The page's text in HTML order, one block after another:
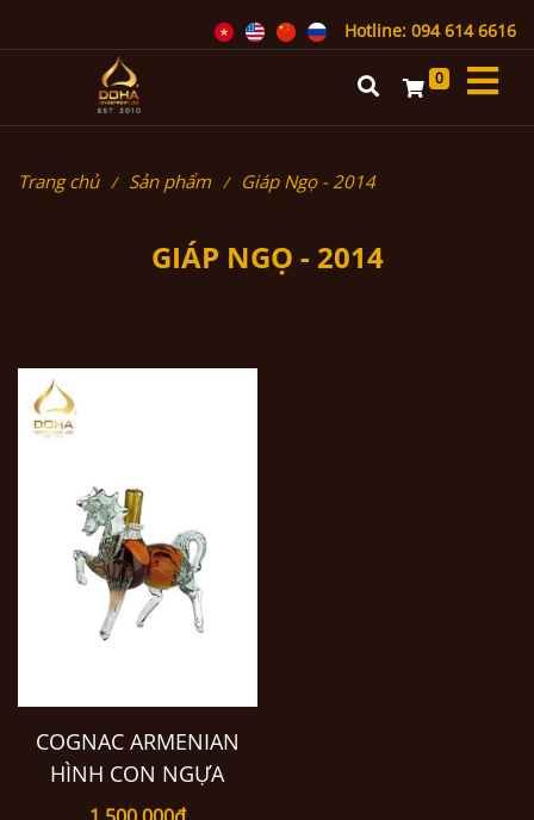
Hotline: 094 614 6616
0
Trang chủ Sản phẩm Giáp Ngọ - 2014
GIÁP NGỌ - 2014
COGNAC ARMENIAN
HÌNH CON NGỰA